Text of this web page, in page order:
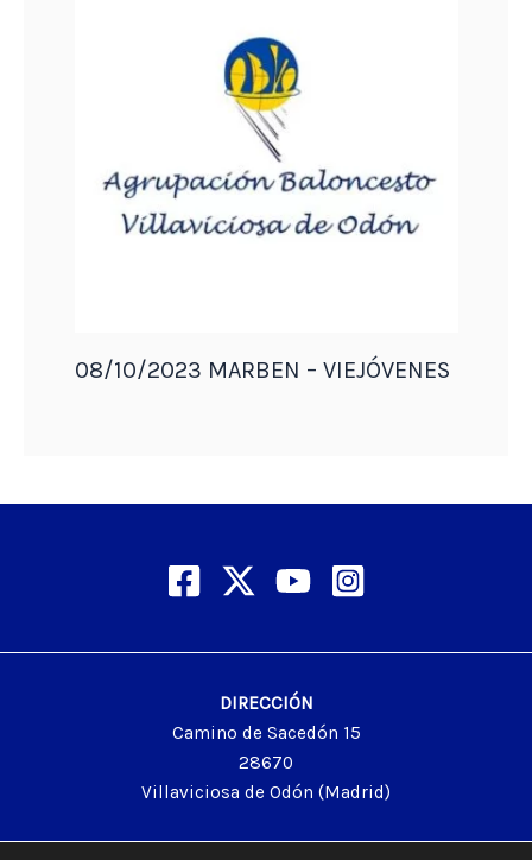
08/10/2023 MARBEN – VIEJÓVENES
DIRECCIÓN
Camino de Sacedón 15
28670
Villaviciosa de Odón (Madrid)